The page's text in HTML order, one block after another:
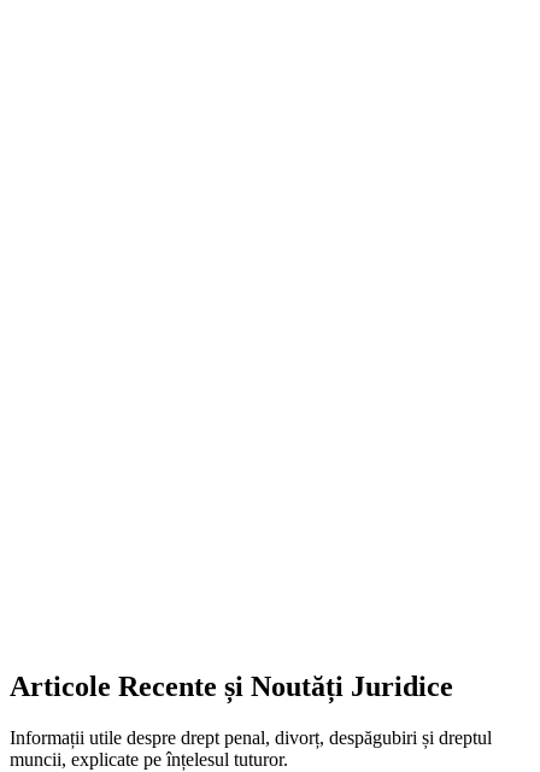
Articole Recente și Noutăți Juridice
Informații utile despre drept penal, divorț, despăgubiri și dreptul
muncii, explicate pe înțelesul tuturor.